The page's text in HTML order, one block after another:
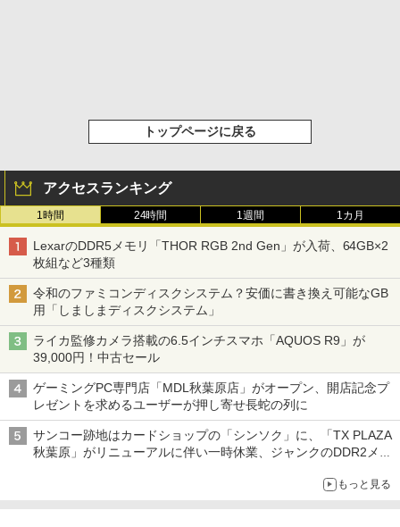
トップページに戻る
アクセスランキング
1時間 24時間 1週間 1カ月
LexarのDDR5メモリ「THOR RGB 2nd Gen」が入荷、64GB×2
枚組など3種類
令和のファミコンディスクシステム？安価に書き換え可能なGB
用「しましまディスクシステム」
ライカ監修カメラ搭載の6.5インチスマホ「AQUOS R9」が
39,000円！中古セール
ゲーミングPC専門店「MDL秋葉原店」がオープン、開店記念プ
レゼントを求めるユーザーが押し寄せ長蛇の列に
サンコー跡地はカードショップの「シンソク」に、「TX PLAZA
秋葉原」がリニューアルに伴い一時休業、ジャンクのDDR2メモ
もっと見る